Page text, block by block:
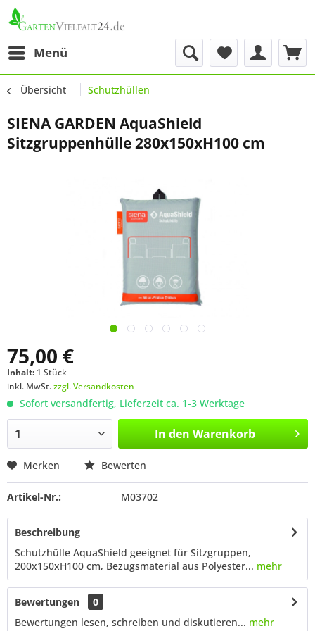
Menü
Übersicht Schutzhüllen
SIENA GARDEN AquaShield
Sitzgruppenhülle 280x150xH100 cm
75,00 €
Inhalt: 1 Stück
inkl. MwSt.zzgl. Versandkosten
Sofort versandfertig, Lieferzeit ca. 1-3 Werktage
In den Warenkorb
Merken Bewerten
Artikel-Nr.: M03702
Beschreibung
Schutzhülle AquaShield geeignet für Sitzgruppen,
200x150xH100 cm, Bezugsmaterial aus Polyester... mehr
Bewertungen
0
Bewertungen lesen, schreiben und diskutieren... mehr